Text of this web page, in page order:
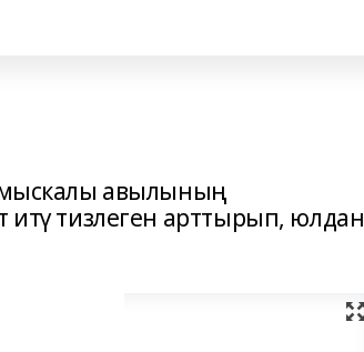
авылының
итү тизлеген арттырып, юлдан